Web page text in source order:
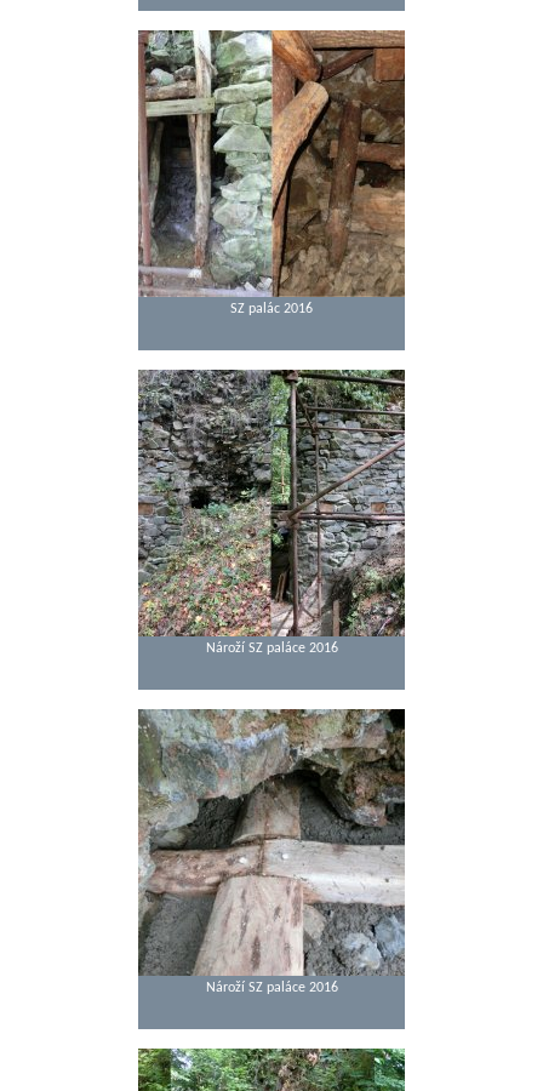
SZ palác 2016
Nároží SZ paláce 2016
Nároží SZ paláce 2016